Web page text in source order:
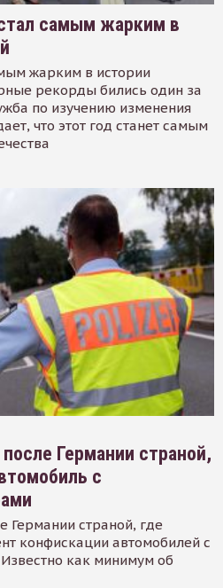
самым жарким в
жарким в истории
рекорды бились один за
по изучению изменения
что этот год станет самым
Германии страной,
с
Германии страной, где
конфискации автомобилей с
как минимум об